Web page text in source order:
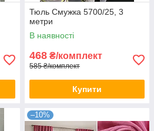
Тюль Смужка 5700/25, 3
метри
В наявності
468 ₴/комплект
585 ₴/комплект
Купити
–10%